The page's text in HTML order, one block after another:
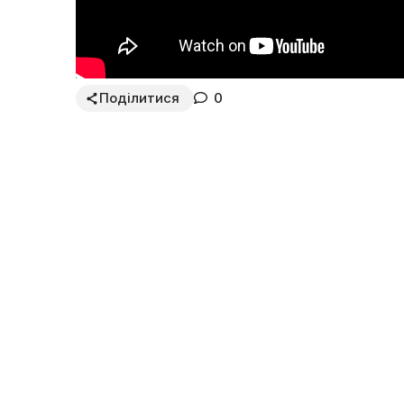
Поділитися 0